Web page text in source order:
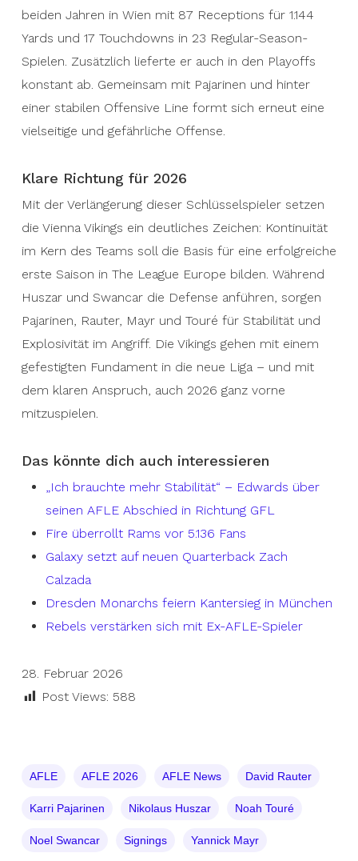
beiden Jahren in Wien mit 87 Receptions für 1.144
Yards und 17 Touchdowns in 23 Regular-Season-
Spielen. Zusätzlich lieferte er auch in den Playoffs
konstant ab. Gemeinsam mit Pajarinen und hinter
einer stabilen Offensive Line formt sich erneut eine
vielseitige und gefährliche Offense.
Klare Richtung für 2026
Mit der Verlängerung dieser Schlüsselspieler setzen
die Vienna Vikings ein deutliches Zeichen: Kontinuität
im Kern des Teams soll die Basis für eine erfolgreiche
erste Saison in The League Europe bilden. Während
Huszar und Swancar die Defense anführen, sorgen
Pajarinen, Rauter, Mayr und Touré für Stabilität und
Explosivität im Angriff. Die Vikings gehen mit einem
gefestigten Fundament in die neue Liga – und mit
dem klaren Anspruch, auch 2026 ganz vorne
mitzuspielen.
Das könnte dich auch interessieren
„Ich brauchte mehr Stabilität“ – Edwards über
seinen AFLE Abschied in Richtung GFL
Fire überrollt Rams vor 5.136 Fans
Galaxy setzt auf neuen Quarterback Zach
Calzada
Dresden Monarchs feiern Kantersieg in München
Rebels verstärken sich mit Ex-AFLE-Spieler
28. Februar 2026
Post Views: 588
AFLE AFLE 2026 AFLE News David Rauter
Karri Pajarinen Nikolaus Huszar Noah Touré
Noel Swancar Signings Yannick Mayr